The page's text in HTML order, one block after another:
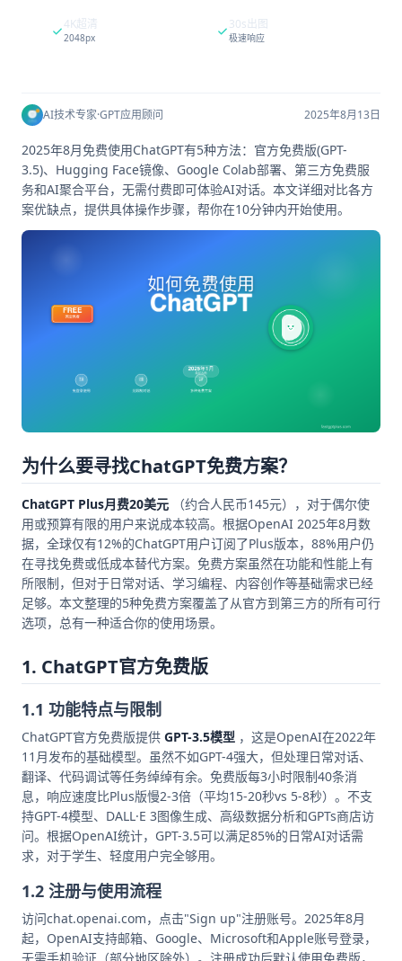
4K超清
2048px
30s出图
极速响应
AI技术专家·GPT应用顾问 2025年8月13日
2025年8月免费使用ChatGPT有5种方法：官方免费版(GPT-
3.5)、Hugging Face镜像、Google Colab部署、第三方免费服
务和AI聚合平台，无需付费即可体验AI对话。本文详细对比各方
案优缺点，提供具体操作步骤，帮你在10分钟内开始使用。
为什么要寻找ChatGPT免费方案？
ChatGPT Plus月费20美元 （约合人民币145元），对于偶尔使
用或预算有限的用户来说成本较高。根据OpenAI 2025年8月数
据，全球仅有12%的ChatGPT用户订阅了Plus版本，88%用户仍
在寻找免费或低成本替代方案。免费方案虽然在功能和性能上有
所限制，但对于日常对话、学习编程、内容创作等基础需求已经
足够。本文整理的5种免费方案覆盖了从官方到第三方的所有可行
选项，总有一种适合你的使用场景。
1. ChatGPT官方免费版
1.1 功能特点与限制
ChatGPT官方免费版提供 GPT-3.5模型 ，这是OpenAI在2022年
11月发布的基础模型。虽然不如GPT-4强大，但处理日常对话、
翻译、代码调试等任务绰绰有余。免费版每3小时限制40条消
息，响应速度比Plus版慢2-3倍（平均15-20秒vs 5-8秒）。不支
持GPT-4模型、DALL·E 3图像生成、高级数据分析和GPTs商店访
问。根据OpenAI统计，GPT-3.5可以满足85%的日常AI对话需
求，对于学生、轻度用户完全够用。
1.2 注册与使用流程
访问chat.openai.com，点击"Sign up"注册账号。2025年8月
起，OpenAI支持邮箱、Google、Microsoft和Apple账号登录，